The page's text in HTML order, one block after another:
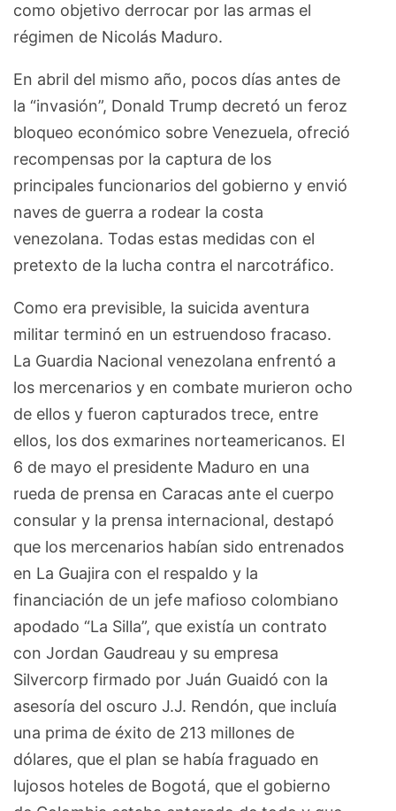
como objetivo derrocar por las armas el
régimen de Nicolás Maduro.
En abril del mismo año, pocos días antes de
la “invasión”, Donald Trump decretó un feroz
bloqueo económico sobre Venezuela, ofreció
recompensas por la captura de los
principales funcionarios del gobierno y envió
naves de guerra a rodear la costa
venezolana. Todas estas medidas con el
pretexto de la lucha contra el narcotráfico.
Como era previsible, la suicida aventura
militar terminó en un estruendoso fracaso.
La Guardia Nacional venezolana enfrentó a
los mercenarios y en combate murieron ocho
de ellos y fueron capturados trece, entre
ellos, los dos exmarines norteamericanos. El
6 de mayo el presidente Maduro en una
rueda de prensa en Caracas ante el cuerpo
consular y la prensa internacional, destapó
que los mercenarios habían sido entrenados
en La Guajira con el respaldo y la
financiación de un jefe mafioso colombiano
apodado “La Silla”, que existía un contrato
con Jordan Gaudreau y su empresa
Silvercorp firmado por Juán Guaidó con la
asesoría del oscuro J.J. Rendón, que incluía
una prima de éxito de 213 millones de
dólares, que el plan se había fraguado en
lujosos hoteles de Bogotá, que el gobierno